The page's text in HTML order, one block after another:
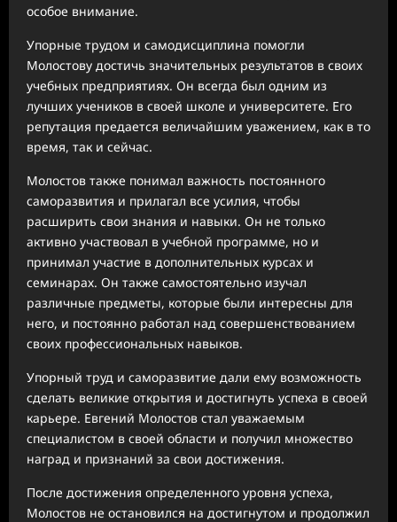
особое внимание.
Упорные трудом и самодисциплина помогли
Молостову достичь значительных результатов в своих
учебных предприятиях. Он всегда был одним из
лучших учеников в своей школе и университете. Его
репутация предается величайшим уважением, как в то
время, так и сейчас.
Молостов также понимал важность постоянного
саморазвития и прилагал все усилия, чтобы
расширить свои знания и навыки. Он не только
активно участвовал в учебной программе, но и
принимал участие в дополнительных курсах и
семинарах. Он также самостоятельно изучал
различные предметы, которые были интересны для
него, и постоянно работал над совершенствованием
своих профессиональных навыков.
Упорный труд и саморазвитие дали ему возможность
сделать великие открытия и достигнуть успеха в своей
карьере. Евгений Молостов стал уважаемым
специалистом в своей области и получил множество
наград и признаний за свои достижения.
После достижения определенного уровня успеха,
Молостов не остановился на достигнутом и продолжил